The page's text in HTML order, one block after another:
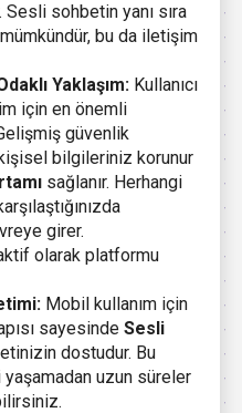
sohbetin yanı sıra
bu da iletişim
Yaklaşım: Kullanıcı
için en önemli
güvenlik
bilgileriniz korunur
sağlanır. Herhangi
girer.
olarak platformu
Mobil kullanım için
sayesinde Sesli
dostudur. Bu
uzun süreler